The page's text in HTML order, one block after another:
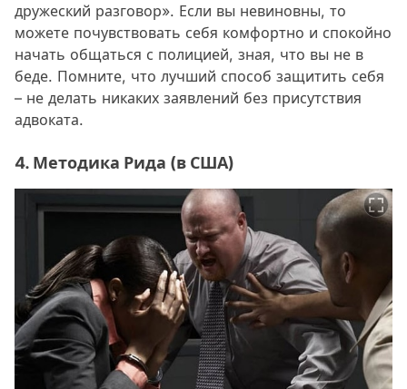
дружеский разговор». Если вы невиновны, то
можете почувствовать себя комфортно и спокойно
начать общаться с полицией, зная, что вы не в
беде. Помните, что лучший способ защитить себя
– не делать никаких заявлений без присутствия
адвоката.
4. Методика Рида (в США)